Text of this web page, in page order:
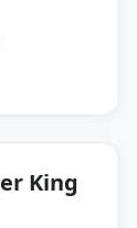
King